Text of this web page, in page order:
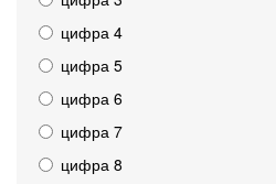
цифра 4
цифра 5
цифра 6
цифра 7
цифра 8